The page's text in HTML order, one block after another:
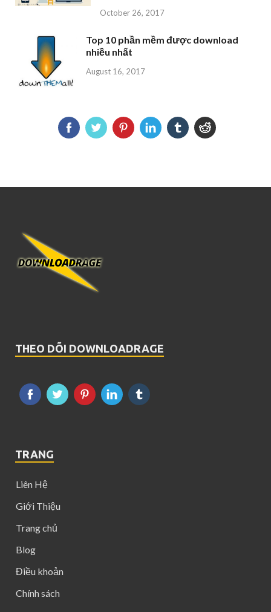
October 26, 2017
Top 10 phần mềm được download
nhiều nhất
August 16, 2017
THEO DÕI DOWNLOADRAGE
TRANG
Liên Hệ
Giới Thiệu
Trang chủ
Blog
Điều khoản
Chính sách